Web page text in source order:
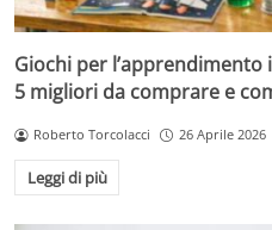
Giochi per
5 migliori da comprare e
Roberto Torcolacci 26 Aprile 2026
Leggi di più